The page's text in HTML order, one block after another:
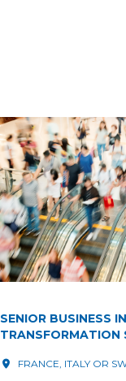
SENIOR BUSINESS
TRANSFORMATION
FRANCE, ITALY OR